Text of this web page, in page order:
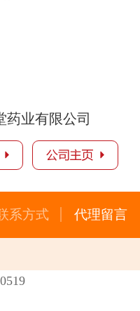
药业有限公司
系方式 代理留言